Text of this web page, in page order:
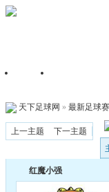
首页
天下足球网 » 最新足球
上一主题
下一主题
红魔小强